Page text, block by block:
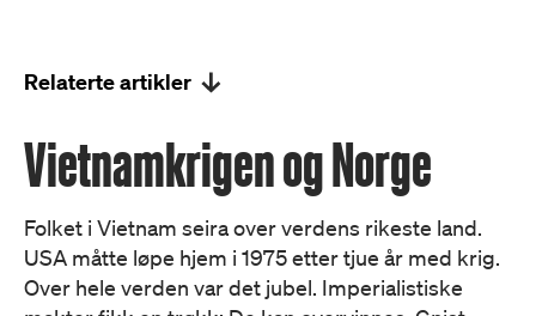
Relaterte artikler
Vietnamkrigen og Norge
Folket i Vietnam seira over verdens rikeste land.
USA måtte løpe hjem i 1975 etter tjue år med krig.
Over hele verden var det jubel. Imperialistiske